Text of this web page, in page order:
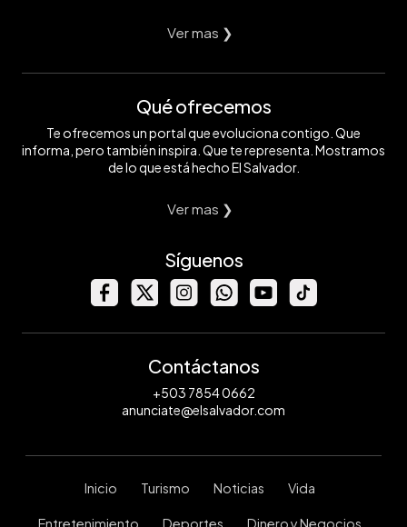
Ver mas ❯
Qué ofrecemos
Te ofrecemos un portal que evoluciona contigo. Que
informa, pero también inspira. Que te representa. Mostramos
de lo que está hecho El Salvador.
Ver mas ❯
Síguenos
Contáctanos
+503 7854 0662
anunciate@elsalvador.com
Inicio Turismo Noticias Vida
Entretenimiento Deportes Dinero y Negocios